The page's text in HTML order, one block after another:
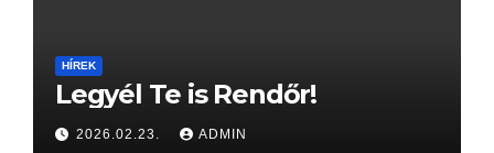
HÍREK
Legyél Te is Rendőr!
2026.02.23. ADMIN